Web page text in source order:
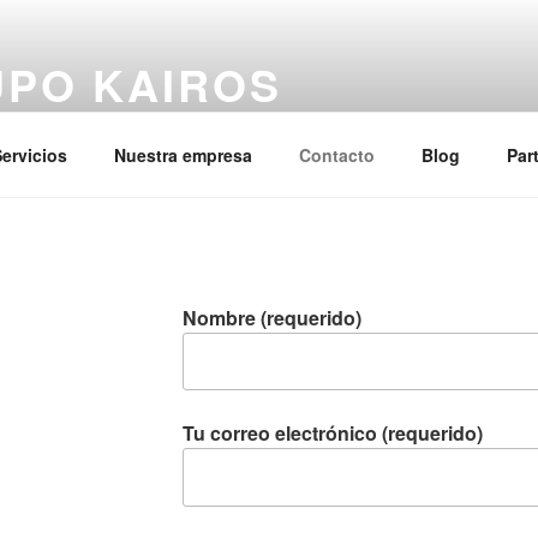
KAIROS
Nuestra empresa Contacto Blog
Nombre (requerido)
Tu correo electrónico (requerido)